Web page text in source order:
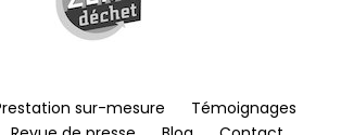
sur-mesure
Témoignages